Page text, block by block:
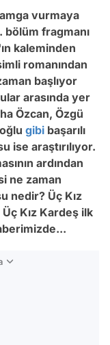
vurmaya
bölüm fragmanı
kaleminden
romanından
başlıyor
arasında yer
Özcan, Özgü
gibi başarılı
ise araştırılıyor.
ardından
ne zaman
nedir? Üç Kız
Kız Kardeş ilk